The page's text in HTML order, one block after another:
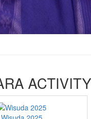
Wisuda 2025
(0 Foto)